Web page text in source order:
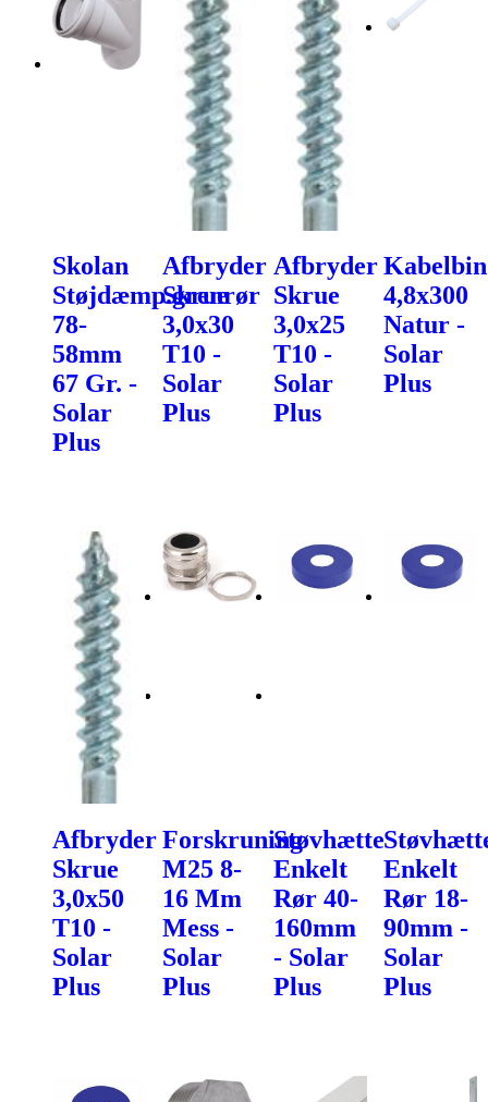
Skolan
Støjdæmp.grenrør
78-
58mm
67 Gr. -
Solar
Plus
Afbryder
Skrue
3,0x30
T10 -
Solar
Plus
Afbryder
Skrue
3,0x25
T10 -
Solar
Plus
4,8x300
Natur -
Solar
Plus
Afbryder
Skrue
3,0x50
T10 -
Solar
Plus
Forskruning
M25 8-
16 Mm
Mess -
Solar
Plus
Støvhætte
Enkelt
Rør 40-
160mm
- Solar
Plus
Enkelt
Rør 18-
90mm -
Solar
Plus